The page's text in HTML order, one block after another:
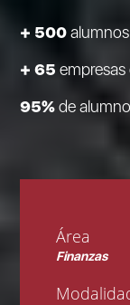
+ 500
+ 65
95%de
Área
Finanzas